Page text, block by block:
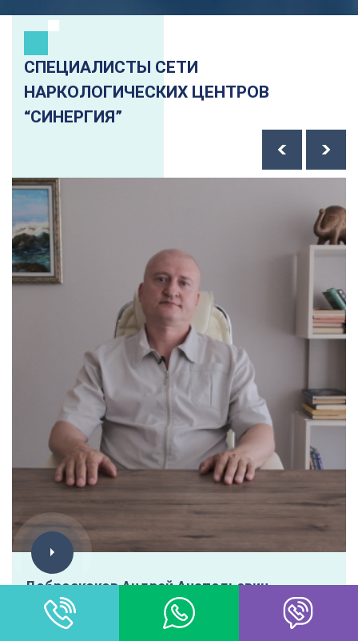
СПЕЦИАЛИСТЫ СЕТИ
НАРКОЛОГИЧЕСКИХ ЦЕНТРОВ
“СИНЕРГИЯ”
Доброскоков Андрей Анатольевич
Врач психиатр - нарколог